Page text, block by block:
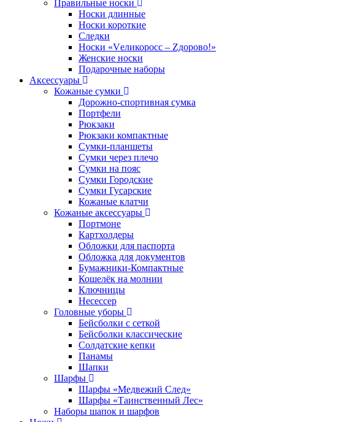
Правильные носки
Носки длинные
Носки короткие
Следки
Носки «Vеликоросс – Zдорово!»
Женские носки
Подарочные наборы
Аксессуары
Кожаные сумки
Дорожно-спортивная сумка
Портфели
Рюкзаки
Рюкзаки компактные
Сумки-планшеты
Сумки через плечо
Сумки на пояс
Сумки Городские
Сумки Гусарские
Кожаные клатчи
Кожаные аксессуары
Портмоне
Картхолдеры
Обложки для паспорта
Обложка для документов
Бумажники-Компактные
Кошелёк на молнии
Ключницы
Несессер
Головные уборы
Бейсболки с сеткой
Бейсболки классические
Солдатские кепки
Панамы
Шапки
Шарфы
Шарфы «Медвежий След»
Шарфы «Таинственный Лес»
Наборы шапок и шарфов